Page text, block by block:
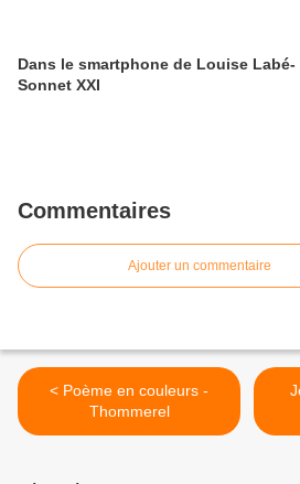
Dans le smartphone de Louise Labé-
Sonnet XXI
Commentaires
Ajouter un commentaire
< Poème en couleurs -
Thommerel